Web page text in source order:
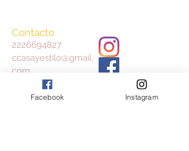
Contacto
2226694827
ccasayestilo@gmail.
com
Facebook Instagram